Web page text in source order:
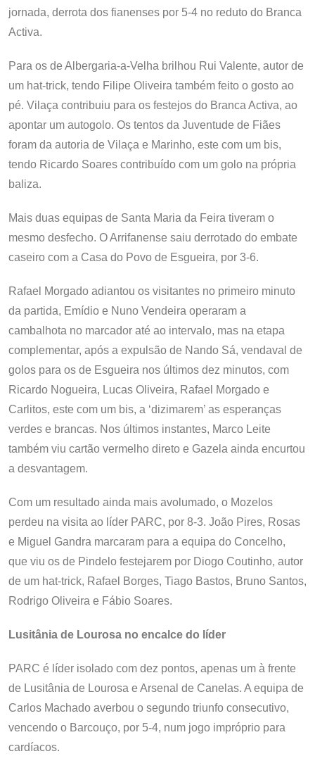
jornada, derrota dos fianenses por 5-4 no reduto do Branca
Activa.
Para os de Albergaria-a-Velha brilhou Rui Valente, autor de
um hat-trick, tendo Filipe Oliveira também feito o gosto ao
pé. Vilaça contribuiu para os festejos do Branca Activa, ao
apontar um autogolo. Os tentos da Juventude de Fiães
foram da autoria de Vilaça e Marinho, este com um bis,
tendo Ricardo Soares contribuído com um golo na própria
baliza.
Mais duas equipas de Santa Maria da Feira tiveram o
mesmo desfecho. O Arrifanense saiu derrotado do embate
caseiro com a Casa do Povo de Esgueira, por 3-6.
Rafael Morgado adiantou os visitantes no primeiro minuto
da partida, Emídio e Nuno Vendeira operaram a
cambalhota no marcador até ao intervalo, mas na etapa
complementar, após a expulsão de Nando Sá, vendaval de
golos para os de Esgueira nos últimos dez minutos, com
Ricardo Nogueira, Lucas Oliveira, Rafael Morgado e
Carlitos, este com um bis, a ‘dizimarem’ as esperanças
verdes e brancas. Nos últimos instantes, Marco Leite
também viu cartão vermelho direto e Gazela ainda encurtou
a desvantagem.
Com um resultado ainda mais avolumado, o Mozelos
perdeu na visita ao líder PARC, por 8-3. João Pires, Rosas
e Miguel Gandra marcaram para a equipa do Concelho,
que viu os de Pindelo festejarem por Diogo Coutinho, autor
de um hat-trick, Rafael Borges, Tiago Bastos, Bruno Santos,
Rodrigo Oliveira e Fábio Soares.
Lusitânia de Lourosa no encalce do líder
PARC é líder isolado com dez pontos, apenas um à frente
de Lusitânia de Lourosa e Arsenal de Canelas. A equipa de
Carlos Machado averbou o segundo triunfo consecutivo,
vencendo o Barcouço, por 5-4, num jogo impróprio para
cardíacos.